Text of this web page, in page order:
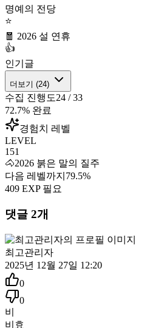
명예의 전당
⭐
🧧 2026 설 연휴
👍
인기글
더보기 (24)
수집 진행도24 /33
72.7% 완료
경험치 레벨
LEVEL
151
🐴2026 붉은 말의 질주
다음 레벨까지 79.5%
409 EXP 필요
댓글 2개
최고관리자
2025년 12월 27일 12:20
0
0
비
비효